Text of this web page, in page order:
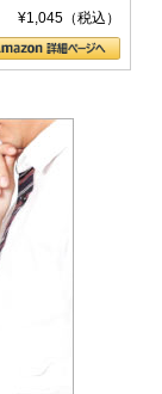
書)
¥1,045（税込）